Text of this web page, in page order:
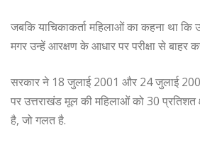
जबकि याचिकाकर्ता महिलाओं का कहना था
मगर उन्हें आरक्षण के आधार पर परीक्षा से बाहर
सरकार ने 18 जुलाई 2001 और 24 जुलाई
पर उत्तराखंड मूल की महिलाओं को 30 प्रतिशत
है, जो गलत है.